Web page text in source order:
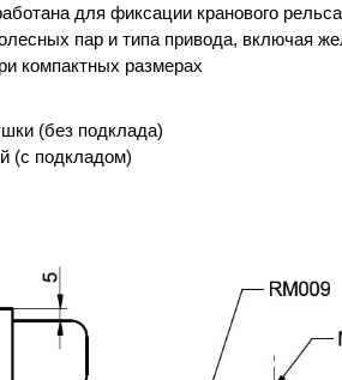
для фиксации кранового
пар и типа привода, включая
компактных размерах
(без подклада)
(с подкладом)